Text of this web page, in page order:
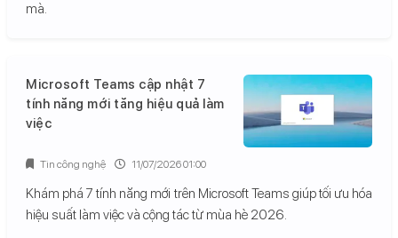
mà.
Microsoft Teams cập nhật 7
tính năng mới tăng hiệu quả làm
việc
Khám phá 7 tính năng mới trên Microsoft Teams giúp tối ưu hóa
hiệu suất làm việc và cộng tác từ mùa hè 2026.
Tin công nghệ 11/07/2026 01:00